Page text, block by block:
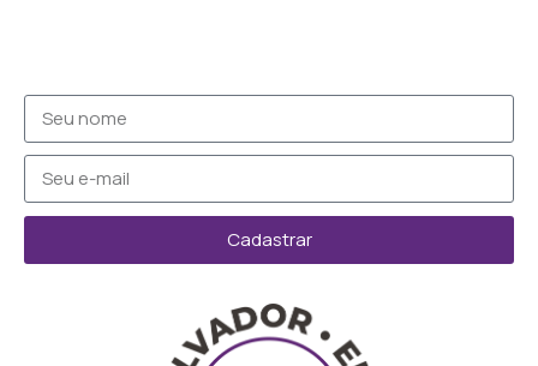
Cadastrar